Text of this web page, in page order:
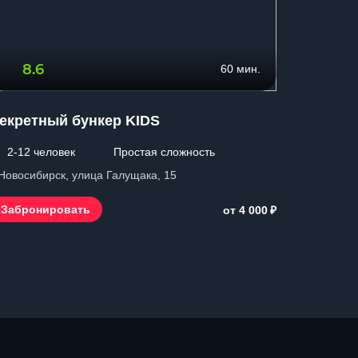
8.6 60 мин.
бункер KIDS
2-12 человек
Простая сложность
улица Галущака, 15
Забронировать от 4 000₽